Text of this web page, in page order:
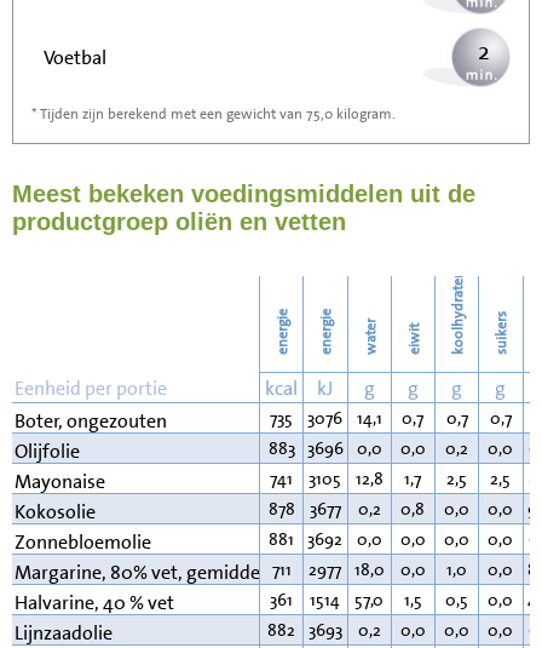
Voetbal 2
Stofzuigen
Strijken
7
* Tijden zijn berekend met een gewicht van 75,0 kilogram.
Meest bekeken voedingsmiddelen uit de
productgroep oliën en vetten
energie energie water eiwit koolhydraten suikers
Eenheid per portie kcal kJ g g g g
Boter, ongezouten
735 3076 14,1 0,7 0,7 0,7
Olijfolie 883 3696 0,0 0,0 0,2 0,0
Mayonaise 741 3105 12,8 1,7 2,5 2,5
Kokosolie 878 3677 0,2 0,8 0,0 0,0
Zonnebloemolie 881 3692 0,0 0,0 0,0 0,0
Margarine, 80% vet, gemiddeld711 2977 18,0 0,0 1,0 0,0
Halvarine, 40 % vet 361 1514 57,0 1,5 0,5 0,0
Lijnzaadolie 882 3693 0,2 0,0 0,0 0,0